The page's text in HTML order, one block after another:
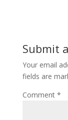
Submit
Your email
fields are
Comment *